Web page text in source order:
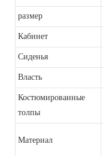
размер
Кабинет
Сиденья
Власть
Костюмированные
толпы
Материал